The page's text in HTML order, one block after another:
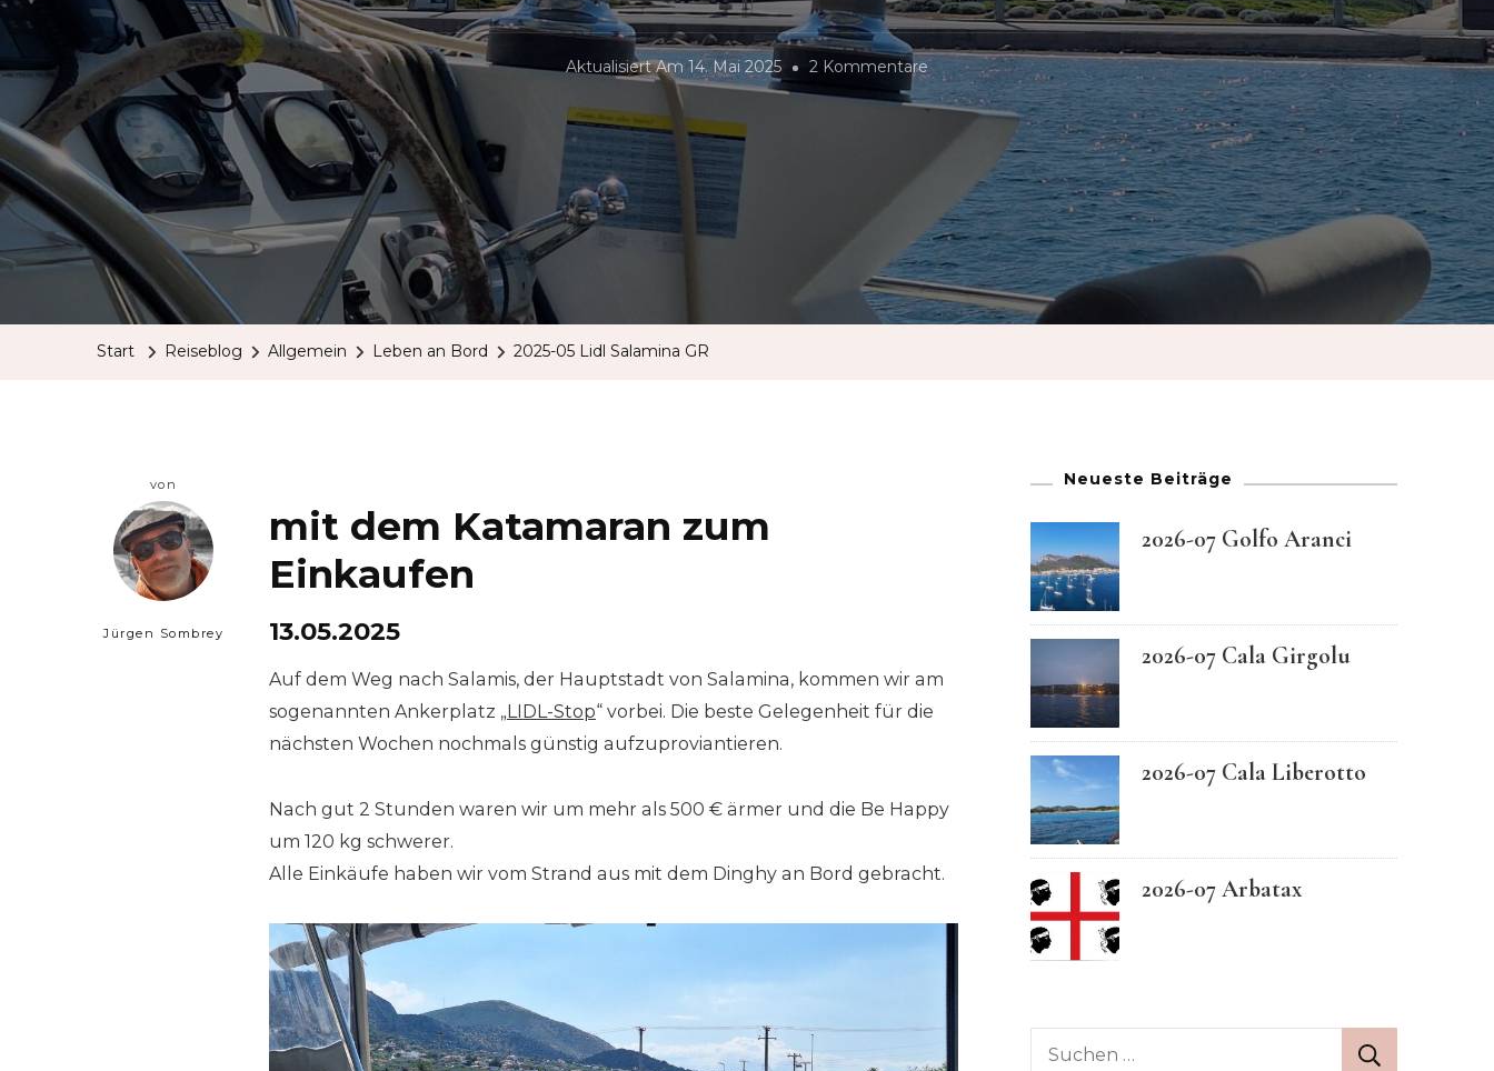
French
German
Greek
Italian
Maltese
Spanish
Swedish
Aktualisiert Am 14. Mai 2025 2 KommentareZu
2025-
Salamina
GR
Start Reiseblog Allgemein Leben an Bord 2025-05 Lidl Salamina GR
von
Jürgen Sombrey
mit dem Katamaran zum
Einkaufen
13.05.2025
Auf dem Weg nach Salamis, der Hauptstadt von Salamina, kommen wir am
sogenannten Ankerplatz „LIDL-Stop“ vorbei. Die beste Gelegenheit für die
nächsten Wochen nochmals günstig aufzuproviantieren.
Nach gut 2 Stunden waren wir um mehr als 500 € ärmer und die Be Happy
um 120 kg schwerer.
Alle Einkäufe haben wir vom Strand aus mit dem Dinghy an Bord gebracht.
Neueste Beiträge
2026-07 Golfo Aranci
2026-07 Cala Girgolu
2026-07 Cala Liberotto
2026-07 Arbatax
Suchen